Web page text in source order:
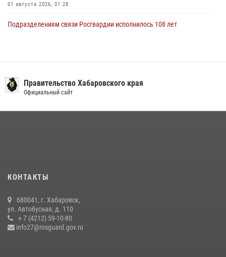
01 августа 2026, 01:28
Подразделениям связи Росгвардии исполнилось 108 лет
13 июля 2026, 00:31
108 лет со дня рождения легендарного военачальника генерала
армии Ивана Кирилловича Яковлева
04 августа 2026, 23:41
Правительство Хабаровского края
Официальный сайт
КОНТАКТЫ
680041, г. Хабаровск,
ул. Автобусная, д. 110
+ 7 (4212) 59-10-80
info27@rosguard.gov.ru